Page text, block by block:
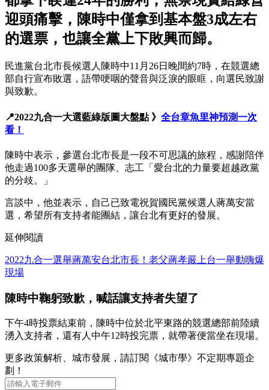
迎頭痛擊，陳時中僅拿到基本盤3成左右
的選票，也讓全黨上下敗興而歸。
民進黨台北市長候選人陳時中11月26日晚間約7時，在競選總
部自行宣布敗選，語帶哽咽的聲音與泛淚的眼眶，向選民致謝
與致歉。
📍2022九合一大選藍綠版圖大盤點 》 全台章魚里神預測一次
看！
陳時中表示，參選台北市長是一段不可思議的旅程，感謝陪伴
他走過100多天選舉的團隊、志工「愛台北的力量要超越政黨
的分歧。」
言談中，他並表示，自己已致電祝賀國民黨候選人蔣萬安當
選，希望所有支持者能團結，讓台北有更好的發展。
延伸閱讀
2022九合一選舉蔣萬安台北市長！老父蔣孝嚴上台一舉動嗨爆
現場
陳時中鞠躬致歉，喊話讓支持者失望了
下午4時投票結束前，陳時中位於北平東路的競選總部前陸續
湧入支持者，還有人中午12時投完票，就帶著便當坐在現場。
更多政策解析、城市發展，請訂閱《城市學》不定期專題企
劃！